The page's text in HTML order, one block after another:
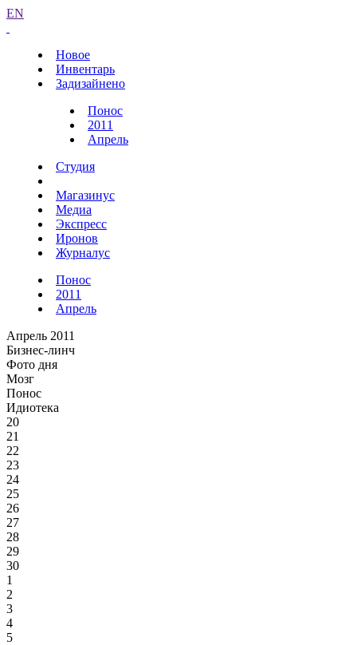
EN
Новое
Инвентарь
Задизайнено
Понос
2011
Апрель
Студия
Магазинус
Медиа
Экспресс
Иронов
Журналус
Понос
2011
Апрель
Апрель 2011
Бизнес-линч
Фото дня
Мозг
Понос
Идиотека
20
21
22
23
24
25
26
27
28
29
30
1
2
3
4
5